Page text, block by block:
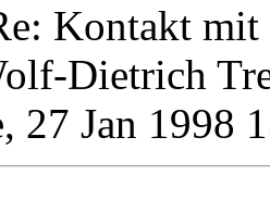
Kontakt mit
Dietrich
27 Jan 1998